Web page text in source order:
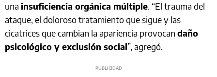
una insuficiencia orgánica múltiple. “El trauma del
ataque, el doloroso tratamiento que sigue y las
cicatrices que cambian la apariencia provocan daño
psicológico y exclusión social”, agregó.